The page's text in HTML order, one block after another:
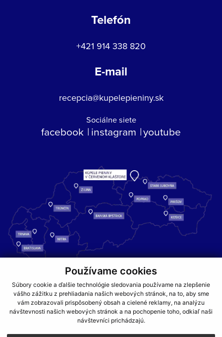
Používame cookies
Súbory cookie a ďalšie technológie sledovania používame na zlepšenie
vášho zážitku z prehliadania našich webových stránok, na to, aby sme
vám zobrazovali prispôsobený obsah a cielené reklamy, na analýzu
návštevnosti našich webových stránok a na pochopenie toho, odkiaľ naši
návštevníci prichádzajú.
Telefón
+421 914 338 820
E-mail
recepcia@kupelepieniny.sk
Sociálne siete
facebook instagram youtube
Kúpele Pieniny – miesto, kde sa príroda stretáva s liečivou silou
vody a oddychom pre telo aj dušu.
GDPR COOKIES PARTNERI
JEDÁLNY LÍSTOK
CENNÍKY